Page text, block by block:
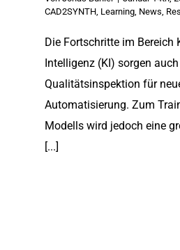
CAD2SYNTH Learning News
Die Fortschritte im Bereich
Intelligenz (KI) sorgen
Qualitätsinspektion für
Automatisierung. Zum
Modells wird jedoch eine
[...]